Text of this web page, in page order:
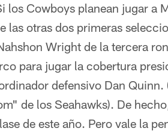
los Cowboys planean jugar a
las otras dos primeras
Wright de la tercera
para jugar la cobertura
defensivo Dan
de los Seahawks). De
de este año. Pero vale la